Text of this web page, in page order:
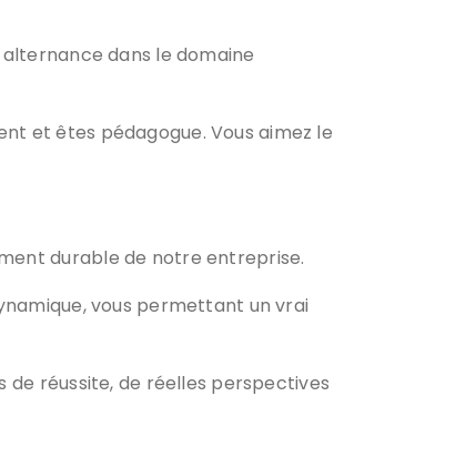
dans le domaine
et êtes pédagogue. Vous aimez le
durable de notre entreprise.
vous permettant un vrai
de réussite, de réelles perspectives